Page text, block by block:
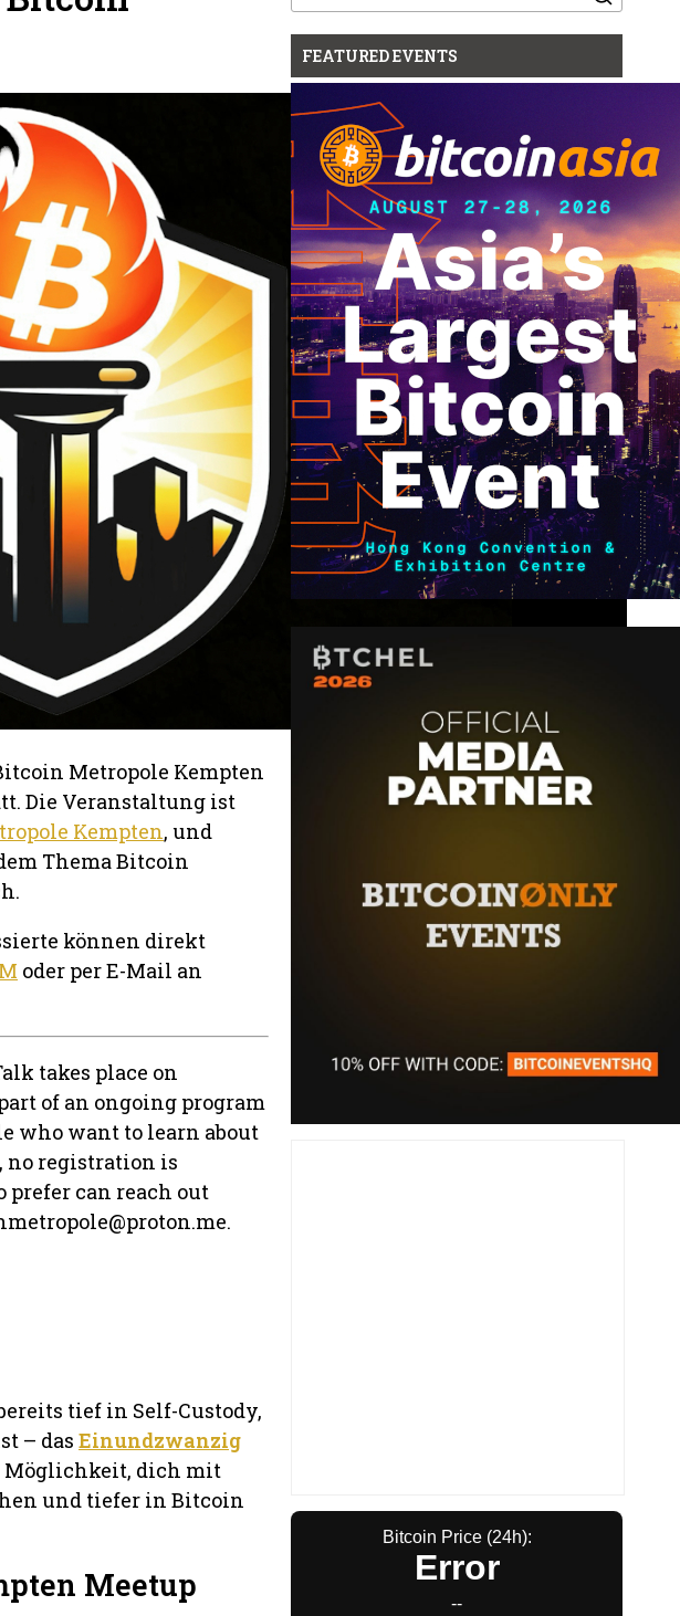
Metropole Kempten
Die Veranstaltung ist
Kempten, und
Thema Bitcoin
können direkt
oder per E-Mail an
takes place on
of an ongoing program
who want to learn about
no registration is
prefer can reach out
tief in Self-Custody,
– das Einundzwanzig
Möglichkeit, dich mit
und tiefer in Bitcoin
Meetup
for:
FEATURED EVENTS
Bitcoin Price (24h):
Error
--